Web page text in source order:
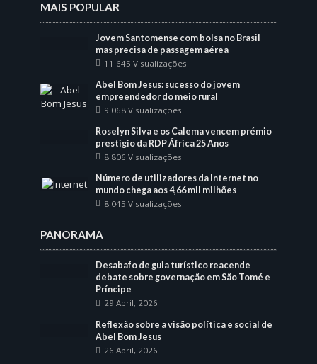
MAIS POPULAR
Jovem Santomense com bolsa no Brasil
mas precisa de passagem aérea
11.645 Visualizações
Abel Bom Jesus: sucesso do jovem
empreendedor do meio rural
9.068 Visualizações
Roselyn Silva e os Calema vencem prémio
prestigio da RDP África 25 Anos
8.806 Visualizações
Número de utilizadores da Internet no
mundo chega aos 4,66 mil milhões
8.045 Visualizações
PANORAMA
Desabafo de guia turístico reacende
debate sobre governação em São Tomé e
Príncipe
29 Abril, 2026
Reflexão sobre a visão política e social de
Abel Bom Jesus
26 Abril, 2026